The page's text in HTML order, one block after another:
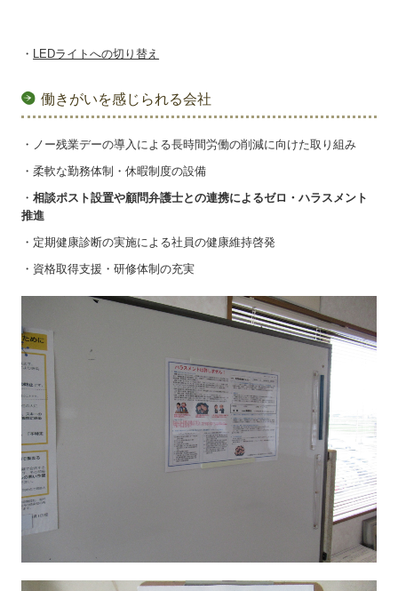
・ LEDライトへの切り替え
働きがいを感じられる会社
・ノー残業デーの導入による長時間労働の削減に向けた取り組み
・柔軟な勤務体制・休暇制度の設備
・相談ポスト設置や顧問弁護士との連携によるゼロ・ハラスメント
推進
・定期健康診断の実施による社員の健康維持啓発
・資格取得支援・研修体制の充実